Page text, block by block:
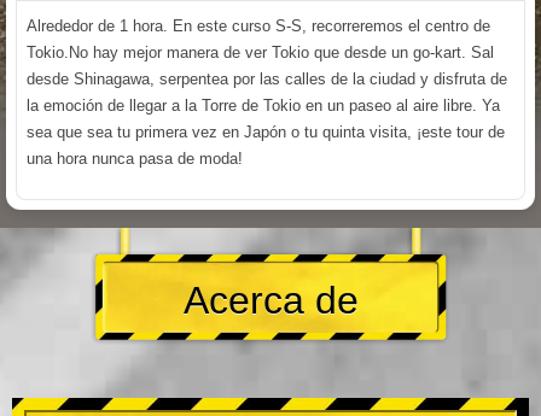
Alrededor de 1 hora. En este curso S-S, recorreremos el centro de
Tokio.No hay mejor manera de ver Tokio que desde un go-kart. Sal
desde Shinagawa, serpentea por las calles de la ciudad y disfruta de
la emoción de llegar a la Torre de Tokio en un paseo al aire libre. Ya
sea que sea tu primera vez en Japón o tu quinta visita, ¡este tour de
una hora nunca pasa de moda!
Acerca de